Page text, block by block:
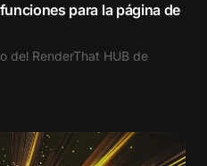
para la página de
del RenderThat HUB de